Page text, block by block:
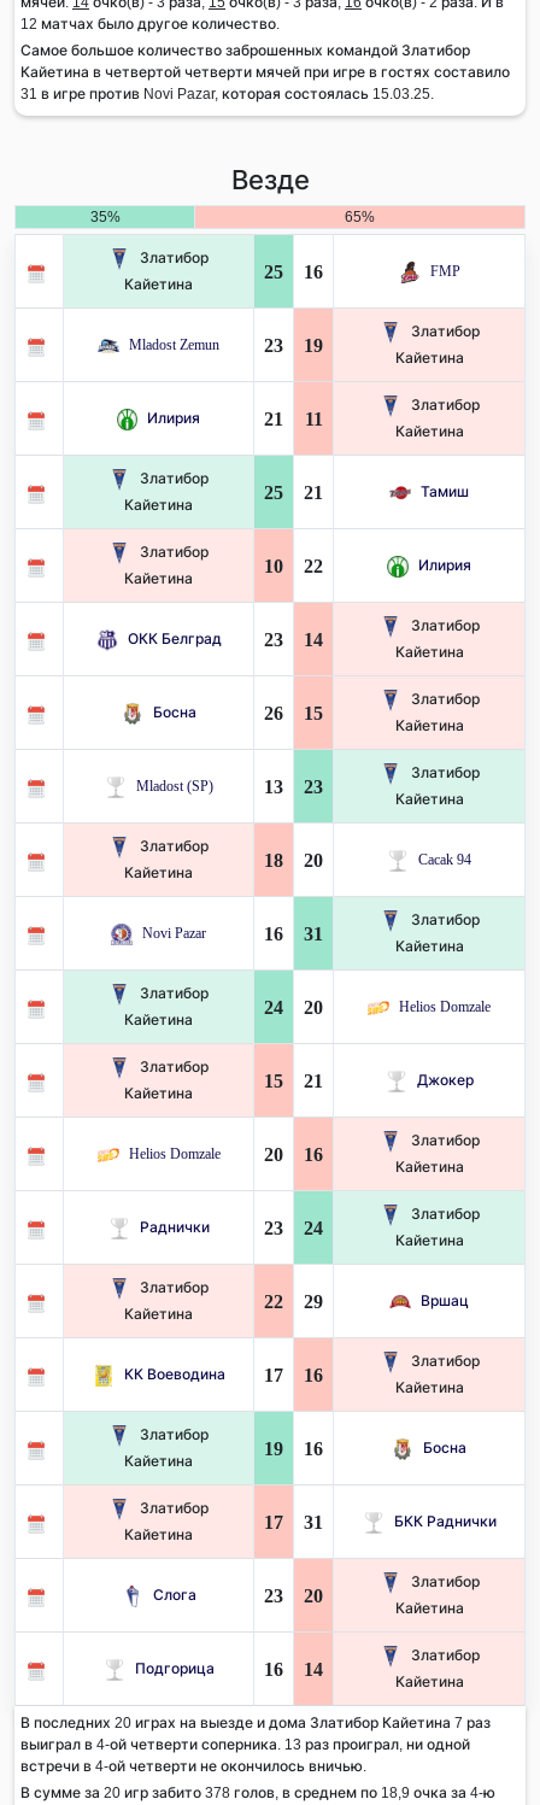
12 матчах было другое количество.
Самое большое количество заброшенных командой Златибор
Кайетина в четвертой четверти мячей при игре в гостях составило
31 в игре против Novi Pazar, которая состоялась 15.03.25.
Везде
35% 65%
Златибор
Кайетина
25 16 FMP
Mladost Zemun 23 19
Златибор
Кайетина
Илирия 21 11
Златибор
Кайетина
Златибор
Кайетина
25 21 Тамиш
Златибор
Кайетина
10 22 Илирия
ОКК Белград 23 14
Златибор
Кайетина
Босна 26 15
Златибор
Кайетина
Mladost (SP) 13 23
Златибор
Кайетина
Златибор
Кайетина
18 20 Cacak 94
Novi Pazar 16 31
Златибор
Кайетина
Златибор
Кайетина
24 20 Helios Domzale
Златибор
Кайетина
15 21 Джокер
Helios Domzale 20 16
Златибор
Кайетина
Раднички 23 24
Златибор
Кайетина
Златибор
Кайетина
22 29 Вршац
КК Воеводина 17 16
Златибор
Кайетина
Златибор
Кайетина
19 16 Босна
Златибор
Кайетина
17 31 БКК Раднички
Слога 23 20
Златибор
Кайетина
Подгорица 16 14
Златибор
Кайетина
В последних 20 играх на выезде и дома Златибор Кайетина 7 раз
выиграл в 4-ой четверти соперника. 13 раз проиграл, ни одной
встречи в 4-ой четверти не окончилось вничью.
В сумме за 20 игр забито 378 голов, в среднем по 18,9 очка за 4-ю